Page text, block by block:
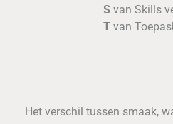
Svan Skills
T van
Het verschil tussen smaak,